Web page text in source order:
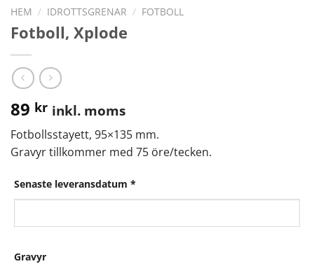
HEM / IDROTTSGRENAR / FOTBOLL
Fotboll, Xplode
89 kr inkl. moms
Fotbollsstayett, 95×135 mm.
Gravyr tillkommer med 75 öre/tecken.
Senaste leveransdatum *
Gravyr